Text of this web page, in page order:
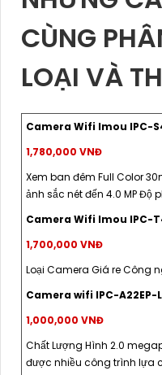
CÙNG
LOẠI VÀ
Camera Wifi Imou IPC-
1,780,000 VNĐ
Xem ban đêm Full Color
ảnh sắc nét đến 4.0 MP Độ
Camera Wifi Imou IPC-
1,700,000 VNĐ
Loại Camera Giá re Công
Camera wifi IPC-A22EP-L
1,000,000 VNĐ
Chất Lượng Hình 2.0
được nhiều công trình lựa